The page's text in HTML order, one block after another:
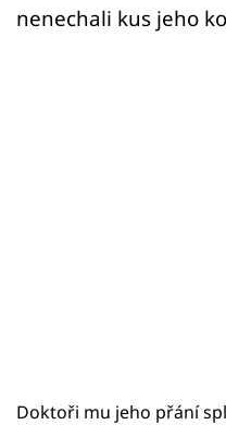
nenechali kus jeho
Doktoři mu jeho přání